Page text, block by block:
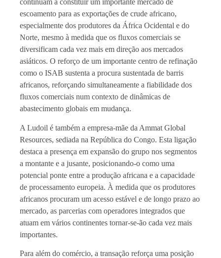
continuam a constituir um importante mercado de
escoamento para as exportações de crude africano,
especialmente dos produtores da África Ocidental e do
Norte, mesmo à medida que os fluxos comerciais se
diversificam cada vez mais em direção aos mercados
asiáticos. O reforço de um importante centro de refinação
como o ISAB sustenta a procura sustentada de barris
africanos, reforçando simultaneamente a fiabilidade dos
fluxos comerciais num contexto de dinâmicas de
abastecimento globais em mudança.
A Ludoil é também a empresa-mãe da Ammat Global
Resources, sediada na República do Congo. Esta ligação
destaca a presença em expansão do grupo nos segmentos
a montante e a jusante, posicionando-o como uma
potencial ponte entre a produção africana e a capacidade
de processamento europeia. À medida que os produtores
africanos procuram um acesso estável e de longo prazo ao
mercado, as parcerias com operadores integrados que
atuam em vários continentes tornar-se-ão cada vez mais
importantes.
Para além do comércio, a transação reforça uma posição